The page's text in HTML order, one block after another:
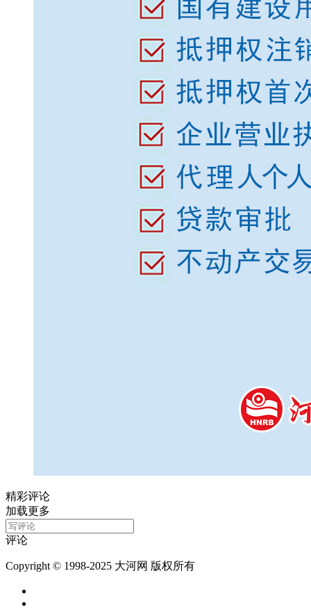
精彩评论
加载更多
评论
Copyright © 1998-2025 大河网 版权所有